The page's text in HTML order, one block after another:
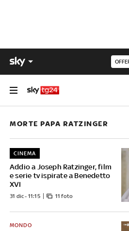
MORTE PAPA RATZINGER
Addio a Joseph Ratzinger, film
e serie tv ispirate a Benedetto
XVI
CINEMA
31 dic - 11:15 11 foto
MONDO